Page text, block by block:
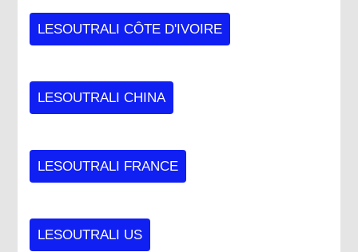
LESOUTRALI CÔTE D'IVOIRE
LESOUTRALI CHINA
LESOUTRALI FRANCE
LESOUTRALI US